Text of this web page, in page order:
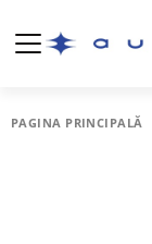
PAGINA PRINCIPALĂ